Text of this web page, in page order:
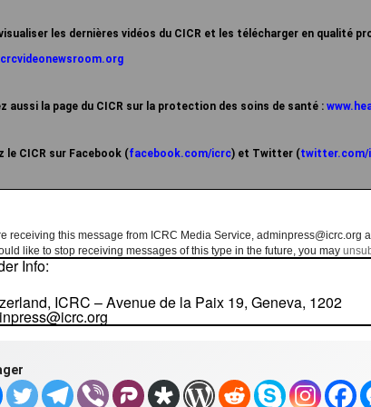
les dernières vidéos du CICR et les télécharger en qualité
aussi la page du CICR sur la protection des soins de santé :
le CICR sur Facebook (facebook.com/icrc) et Twitter (twitter.com/
receiving this message from ICRC Media Service, adminpress@icrc.org
like to stop receiving messages of this type in the future, you may
Info:
ICRC – Avenue de la Paix 19, Geneva, 1202